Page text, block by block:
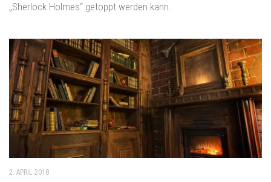
„Sherlock Holmes“ getoppt werden kann.
2. APRIL 2018